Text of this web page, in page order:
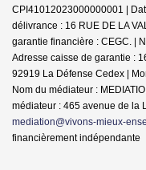
CPI41012023000000001 |
délivrance : 16 RUE DE LA
garantie financière : CEGC. |
Adresse caisse de garantie :
92919 La Défense Cedex |
Nom du médiateur :
médiateur : 465 avenue de la
mediation@vivons-mieux-
financièrement indépendante